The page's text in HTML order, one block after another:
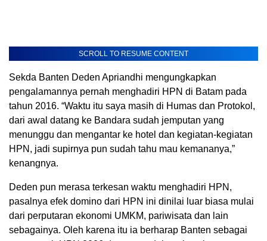
SCROLL TO RESUME CONTENT
Sekda Banten Deden Apriandhi mengungkapkan
pengalamannya pernah menghadiri HPN di Batam pada
tahun 2016. “Waktu itu saya masih di Humas dan Protokol,
dari awal datang ke Bandara sudah jemputan yang
menunggu dan mengantar ke hotel dan kegiatan-kegiatan
HPN, jadi supirnya pun sudah tahu mau kemananya,”
kenangnya.
Deden pun merasa terkesan waktu menghadiri HPN,
pasalnya efek domino dari HPN ini dinilai luar biasa mulai
dari perputaran ekonomi UMKM, pariwisata dan lain
sebagainya. Oleh karena itu ia berharap Banten sebagai